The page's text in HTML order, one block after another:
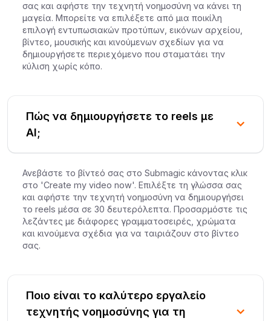
σας και αφήστε την τεχνητή νοημοσύνη να κάνει τη
μαγεία. Μπορείτε να επιλέξετε από μια ποικίλη
επιλογή εντυπωσιακών προτύπων, εικόνων αρχείου,
βίντεο, μουσικής και κινούμενων σχεδίων για να
δημιουργήσετε περιεχόμενο που σταματάει την
κύλιση χωρίς κόπο.
Πώς να δημιουργήσετε το reels με
AI;
Ανεβάστε το βίντεό σας στο Submagic κάνοντας κλικ
στο 'Create my video now'. Επιλέξτε τη γλώσσα σας
και αφήστε την τεχνητή νοημοσύνη να δημιουργήσει
το reels μέσα σε 30 δευτερόλεπτα. Προσαρμόστε τις
λεζάντες με διάφορες γραμματοσειρές, χρώματα
και κινούμενα σχέδια για να ταιριάζουν στο βίντεο
σας.
Ποιο είναι το καλύτερο εργαλείο
τεχνητής νοημοσύνης για τη